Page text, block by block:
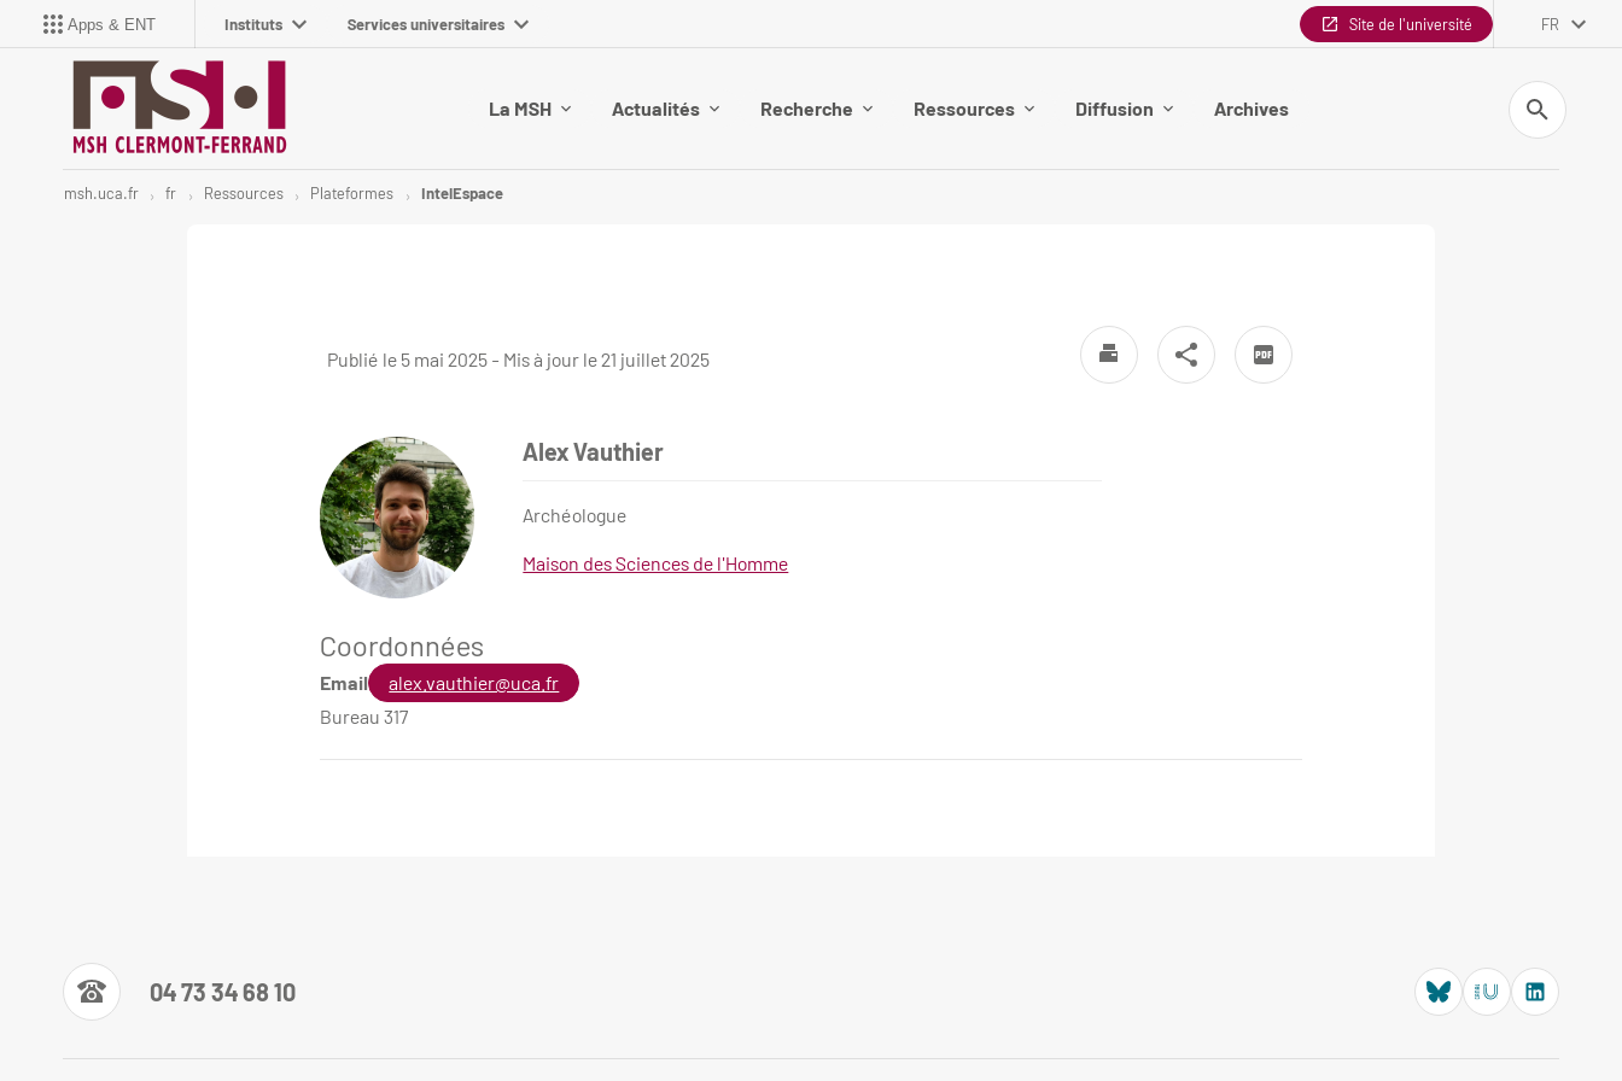
Apps & ENT Instituts Services universitaires Site de l'université FR
La MSH Actualités Recherche Ressources Diffusion Archives
Recherche
msh.uca.fr fr Ressources Plateformes IntelEspace
Publié le 5 mai 2025 - Mis à jour le 21 juillet 2025
Alex Vauthier
Archéologue
Maison des Sciences de l'Homme
Coordonnées
Email
alex.vauthier@uca.fr
Bureau 317
04 73 34 68 10